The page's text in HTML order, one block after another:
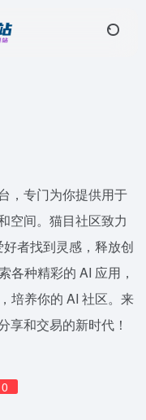
，专门为你提供用于
空间。猫目社区致力
者找到灵感，释放创
各种精彩的 AI 应用，
培养你的 AI 社区。来
享和交易的新时代！
0